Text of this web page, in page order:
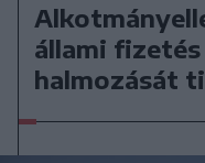
állami
halmozását